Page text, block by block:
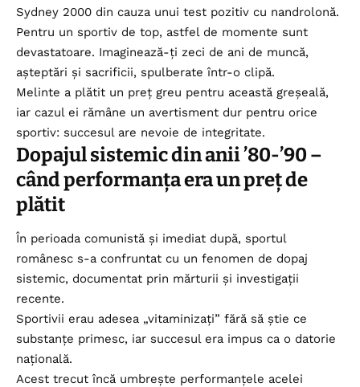
Sydney 2000 din cauza unui test pozitiv cu nandrolonă.
Pentru un sportiv de top, astfel de momente sunt
devastatoare. Imaginează-ți zeci de ani de muncă,
așteptări și sacrificii, spulberate într-o clipă.
Melinte a plătit un preț greu pentru această greșeală,
iar cazul ei rămâne un avertisment dur pentru orice
sportiv: succesul are nevoie de integritate.
Dopajul sistemic din anii ’80-’90 –
când performanța era un preț de
plătit
În perioada comunistă și imediat după, sportul
românesc s-a confruntat cu un fenomen de dopaj
sistemic, documentat prin mărturii și investigații
recente.
Sportivii erau adesea „vitaminizați” fără să știe ce
substanțe primesc, iar succesul era impus ca o datorie
națională.
Acest trecut încă umbrește performanțele acelei